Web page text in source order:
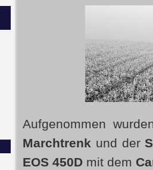
Aufgenommen
Marchtrenk und der
EOS 450D mit dem